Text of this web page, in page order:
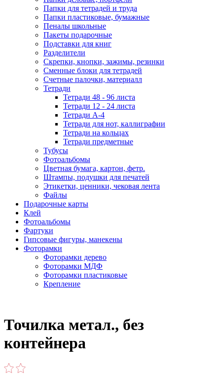
Папки для тетрадей и труда
Папки пластиковые, бумажные
Пеналы школьные
Пакеты подарочные
Подставки для книг
Разделители
Скрепки, кнопки, зажимы, резинки
Сменные блоки для тетрадей
Счетные палочки, материалл
Тетради
Тетради 48 - 96 листа
Тетради 12 - 24 листа
Тетради А-4
Тетради для нот, каллиграфии
Тетради на кольцах
Тетради предметные
Тубусы
Фотоальбомы
Цветная бумага, картон, фетр.
Штампы, подушки для печатей
Этикетки, ценники, чековая лента
Файлы
Подарочные карты
Клей
Фотоальбомы
Фартуки
Гипсовые фигуры, манекены
Фоторамки
Фоторамки дерево
Фоторамки МДФ
Фоторамки пластиковые
Крепление
Точилка метал., без
контейнера